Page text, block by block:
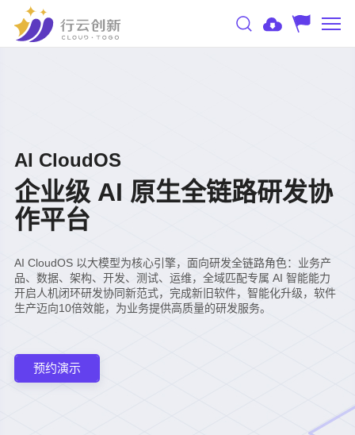
AI CloudOS
企业级 AI 原生全链路研发协
作平台
AI CloudOS 以大模型为核心引擎，面向研发全链路角色：业务产
品、数据、架构、开发、测试、运维，全域匹配专属 AI 智能能力
开启人机闭环研发协同新范式，完成新旧软件，智能化升级，软件
生产迈向10倍效能，为业务提供高质量的研发服务。
预约演示